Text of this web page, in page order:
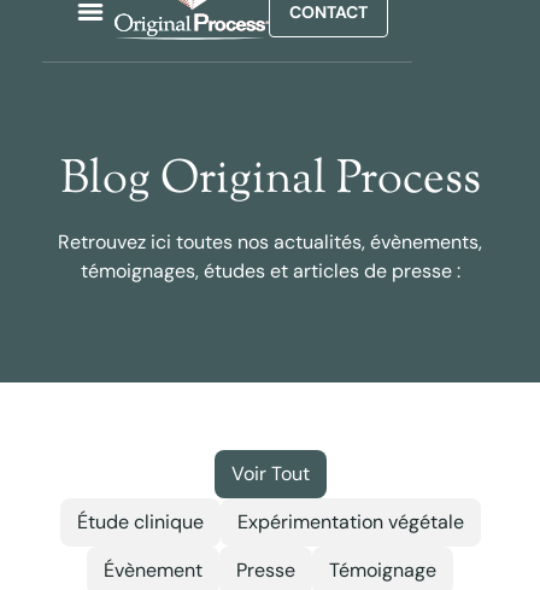
CONTACT
Blog Original Process
Retrouvez ici toutes nos actualités, évènements,
témoignages, études et articles de presse :
Voir Tout
Étude clinique
Expérimentation végétale
Évènement
Presse
Témoignage